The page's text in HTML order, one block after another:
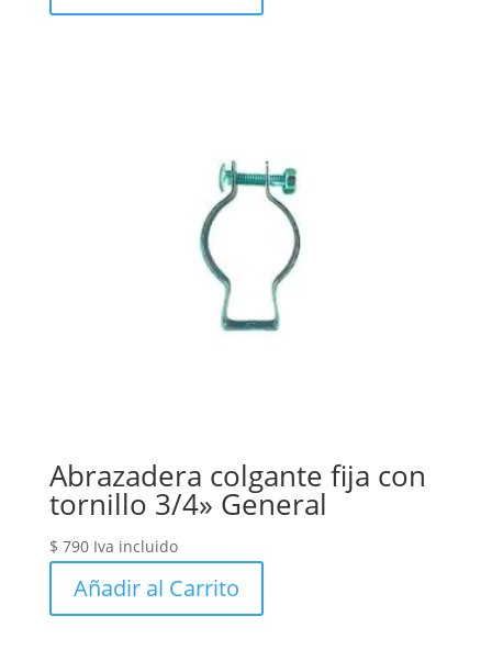
Abrazadera colgante fija con
tornillo 3/4» General
$ 790 Iva incluido
Añadir al Carrito